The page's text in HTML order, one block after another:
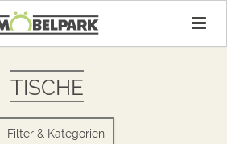
TISCHE
Filter & Kategorien